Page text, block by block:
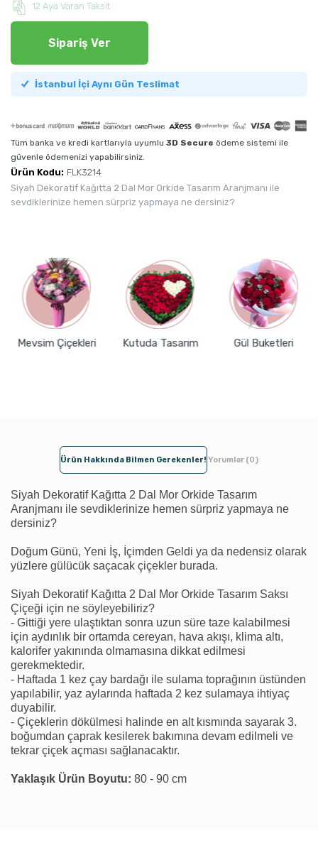
12 Aya Varan Taksit
Sipariş Ver
İstanbul İçi Aynı Gün Teslimat
Tüm banka ve kredi kartlarıyla uyumlu 3D Secure ödeme sistemi ile
güvenle ödemenizi yapabilirsiniz.
Ürün Kodu: FLK3214
Siyah Dekoratif Kağıtta 2 Dal Mor Orkide Tasarım Aranjmanı ile
sevdiklerinize hemen sürpriz yapmaya ne dersiniz?
Mevsim Çiçekleri Kutuda Tasarım Gül Buketleri
Ürün Hakkında Bilmen Gerekenler! Yorumlar (0)
Siyah Dekoratif Kağıtta 2 Dal Mor Orkide Tasarım
Aranjmanı ile sevdiklerinize hemen sürpriz yapmaya ne
dersiniz?
Doğum Günü, Yeni İş, İçimden Geldi ya da nedensiz olarak
yüzlere gülücük saçacak çiçekler burada.
Siyah Dekoratif Kağıtta 2 Dal Mor Orkide Tasarım Saksı
Çiçeği için ne söyleyebiliriz?
- Gittiği yere ulaştıktan sonra uzun süre taze kalabilmesi
için aydınlık bir ortamda cereyan, hava akışı, klima altı,
kalorifer yakınında olmamasına dikkat edilmesi
gerekmektedir.
- Haftada 1 kez çay bardağı ile sulama toprağının üstünden
yapılabilir, yaz aylarında haftada 2 kez sulamaya ihtiyaç
duyabilir.
- Çiçeklerin dökülmesi halinde en alt kısmında sayarak 3.
boğumdan çaprak kesilerek bakımına devam edilmeli ve
tekrar çiçek açması sağlanacaktır.
Yaklaşık Ürün Boyutu: 80 - 90 cm